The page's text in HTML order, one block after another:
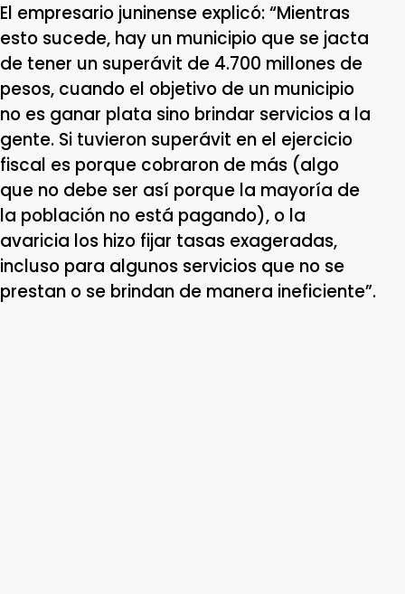
El empresario juninense explicó: “Mientras
esto sucede, hay un municipio que se jacta
de tener un superávit de 4.700 millones de
pesos, cuando el objetivo de un municipio
no es ganar plata sino brindar servicios a la
gente. Si tuvieron superávit en el ejercicio
fiscal es porque cobraron de más (algo
que no debe ser así porque la mayoría de
la población no está pagando), o la
avaricia los hizo fijar tasas exageradas,
incluso para algunos servicios que no se
prestan o se brindan de manera ineficiente”.